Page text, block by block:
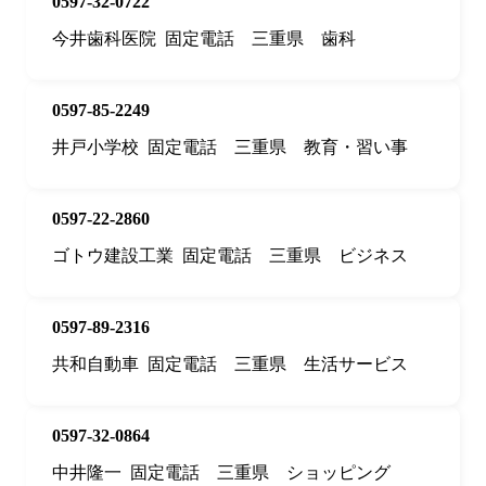
今井歯科医院
固定電話 三重県 歯科
0597-85-2249
井戸小学校
固定電話 三重県 教育・習い事
0597-22-2860
ゴトウ建設工業
固定電話 三重県 ビジネス
0597-89-2316
共和自動車 固定電話 三重県 生活サービス
0597-32-0864
中井隆一
固定電話 三重県 ショッピング